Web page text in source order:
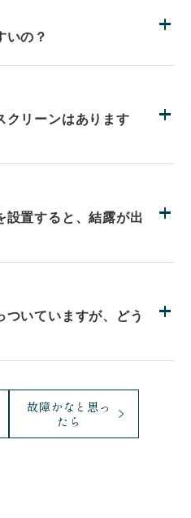
いの？
クリーンはあります
設置すると、結露が出
ついていますが、どう
故障かなと思っ
たら